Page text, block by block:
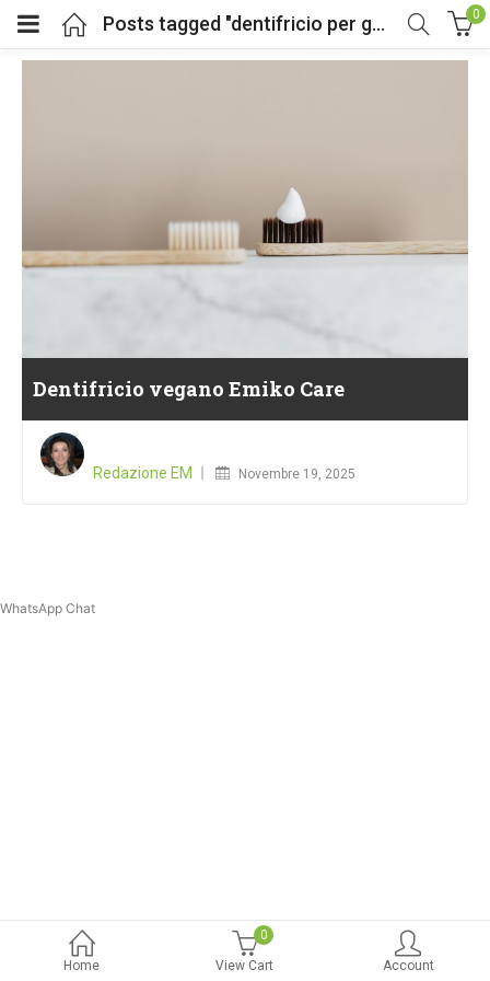
Posts tagged "dentifricio per gengive sensibili" 0
Home
0
View Cart
Account
Dentifricio vegano Emiko Care
Redazione EM
Novembre 19, 2025
WhatsApp Chat